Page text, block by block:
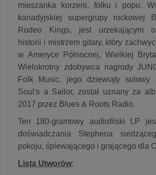
mieszanka korzeni, folku i popu.
kanadyjskiej supergrupy rockowej
Rodeo Kings, jest urzekającym
historii i mistrzem gitary, który
w Ameryce Północnej, Wielkiej
Wielokrotny zdobywca nagrody
Folk Music, jego dziewiąty solowy
Soul's a Sailor, został uznany za
2017 przez Blues & Roots Radio.
Ten 180-gramowy audiofilski LP
doświadczania Stephena
pokoju, śpiewającego i grającego dla
Lista Utworów: